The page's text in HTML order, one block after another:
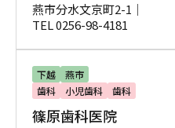
燕市分水文京町2-1｜
TEL 0256-98-4181
下越
燕市
歯科
小児歯科 歯科
篠原歯科医院